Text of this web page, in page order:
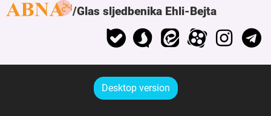
Glas sljedbenika Ehli-Bejta
Desktop version